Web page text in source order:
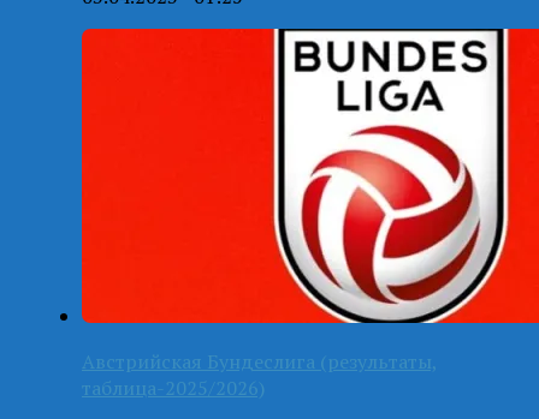
Австрийская Бундеслига (результаты,
таблица-2025/2026)